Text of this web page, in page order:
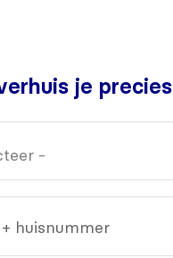
je precies
huisnummer